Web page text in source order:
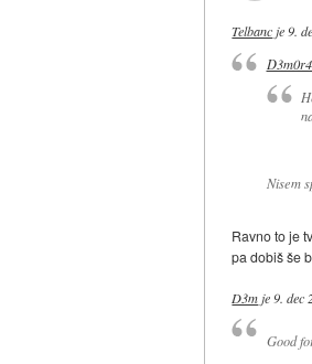
Telbanc je 9.
Nisem
Ravno to je
pa dobiš še
D3m je 9. dec
Good